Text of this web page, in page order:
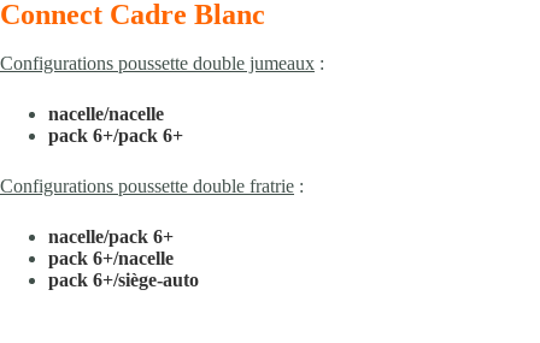
Connect Cadre Blanc
Configurations poussette double jumeaux :
nacelle/nacelle
pack 6+/pack 6+
Configurations poussette double fratrie :
nacelle/pack 6+
pack 6+/nacelle
pack 6+/siège-auto